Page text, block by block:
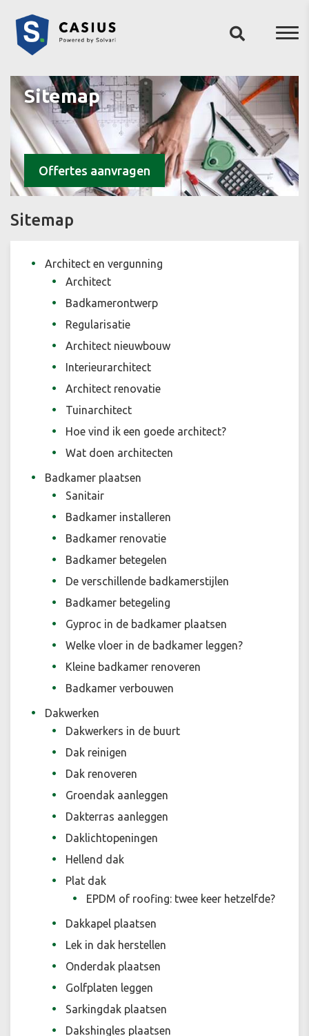
Sitemap
Offertes aanvragen
Sitemap
Architect en vergunning
Architect
Badkamerontwerp
Regularisatie
Architect nieuwbouw
Interieurarchitect
Architect renovatie
Tuinarchitect
Hoe vind ik een goede architect?
Wat doen architecten
Badkamer plaatsen
Sanitair
Badkamer installeren
Badkamer renovatie
Badkamer betegelen
De verschillende badkamerstijlen
Badkamer betegeling
Gyproc in de badkamer plaatsen
Welke vloer in de badkamer leggen?
Kleine badkamer renoveren
Badkamer verbouwen
Dakwerken
Dakwerkers in de buurt
Dak reinigen
Dak renoveren
Groendak aanleggen
Dakterras aanleggen
Daklichtopeningen
Hellend dak
Plat dak
EPDM of roofing: twee keer hetzelfde?
Dakkapel plaatsen
Lek in dak herstellen
Onderdak plaatsen
Golfplaten leggen
Sarkingdak plaatsen
Dakshingles plaatsen